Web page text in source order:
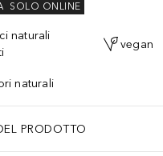
SOLO ONLINE
naturali
vegan
naturali
PRODOTTO